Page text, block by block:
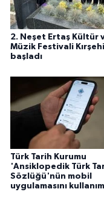
2. Neşet Ertaş Kültür
Müzik Festivali
başladı
Türk Tarih Kurumu
'Ansiklopedik Türk
Sözlüğü'nün mobil
uygulamasını